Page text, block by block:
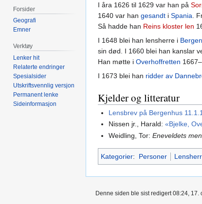
I åra 1626 til 1629 var han på
1640 var han gesandt i Spania .
Så hadde han Reins kloster len
I 1648 blei han lensherre i
sin død. I 1660 blei han kanslar
Han møtte i Overhoffretten
I 1673 blei han ridder av
Kjelder og litteratur
Lensbrev på Bergenhus
Nissen jr., Harald:«Bjelke,
Weidling, Tor:Eneveldets
Kategorier: Personer
Forsider
Geografi
Emner
Verktøy
Lenker hit
Relaterte endringer
Spesialsider
Utskriftsvennlig versjon
Permanent lenke
Sideinformasjon
Denne siden ble sist redigert 08:24, 17.